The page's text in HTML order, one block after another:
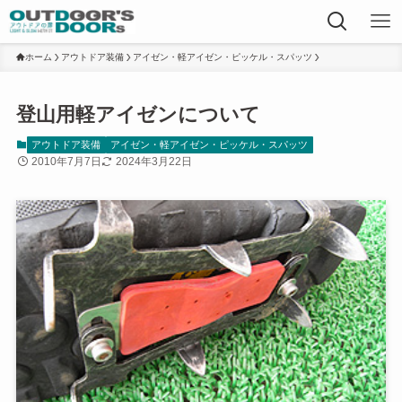
ホーム アウトドア装備 アイゼン・軽アイゼン・ピッケル・スパッツ
登山用軽アイゼンについて
アウトドア装備 アイゼン・軽アイゼン・ピッケル・スパッツ
2010年7月7日 2024年3月22日